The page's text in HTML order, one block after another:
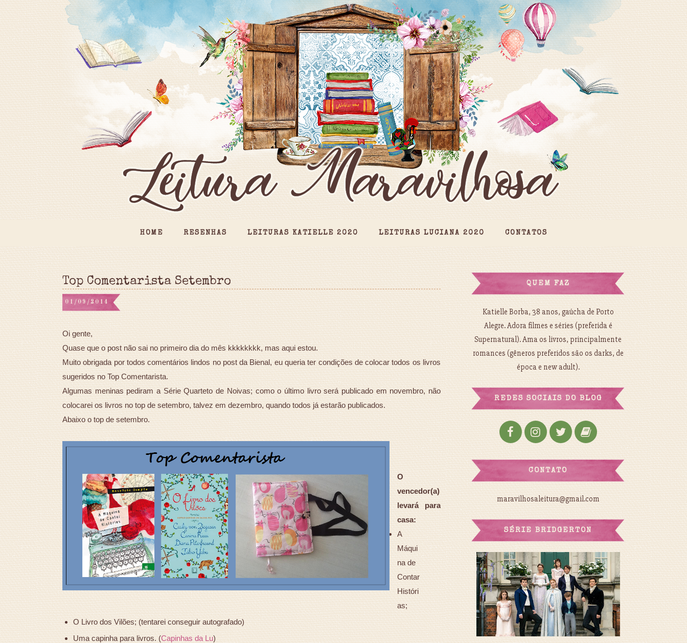
HOME RESENHAS LEITURAS KATIELLE 2020 LEITURAS LUCIANA 2020 CONTATOS
Top Comentarista Setembro
01/09/2014
Oi gente,
Quase que o post não sai no primeiro dia do mês kkkkkkkk, mas aqui estou.
Muito obrigada por todos comentários lindos no post da Bienal, eu queria ter condições de colocar todos os livros
sugeridos no Top Comentarista.
Algumas meninas pediram a Série Quarteto de Noivas; como o último livro será publicado em novembro, não
colocarei os livros no top de setembro, talvez em dezembro, quando todos já estarão publicados.
Abaixo o top de setembro.
O
vencedor(a)
levará para
casa:
A
Máqui
na de
Contar
Históri
as;
O Livro dos Vilões; (tentarei conseguir autografado)
Uma capinha para livros. (Capinhas da Lu)
QUEM FAZ
Katielle Borba, 38 anos, gaúcha de Porto
Alegre. Adora filmes e séries (preferida é
Supernatural). Ama os livros, principalmente
romances (gêneros preferidos são os darks, de
época e new adult).
REDES SOCIAIS DO BLOG
CONTATO
maravilhosaleitura@gmail.com
SÉRIE BRIDGERTON